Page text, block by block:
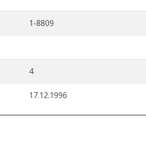
1-8809
4
17.12.1996